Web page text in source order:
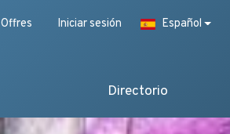
Offres Iniciar sesión Español
Directorio